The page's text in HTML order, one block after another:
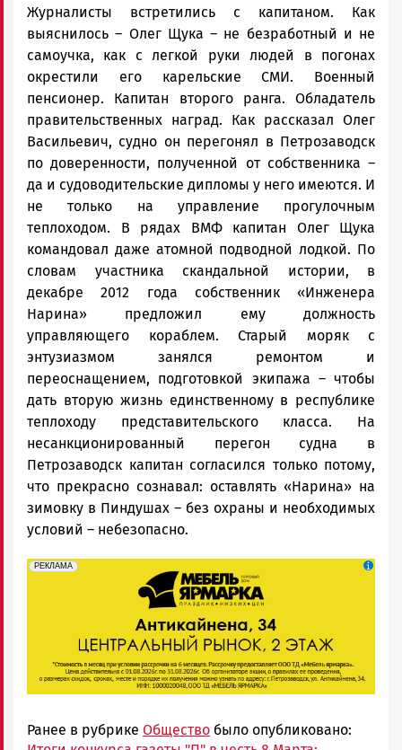
Журналисты встретились с капитаном. Как
выяснилось – Олег Щука – не безработный и не
самоучка, как с легкой руки людей в погонах
окрестили его карельские СМИ. Военный
пенсионер. Капитан второго ранга. Обладатель
правительственных наград. Как рассказал Олег
Васильевич, судно он перегонял в Петрозаводск
по доверенности, полученной от собственника –
да и судоводительские дипломы у него имеются. И
не только на управление прогулочным
теплоходом. В рядах ВМФ капитан Олег Щука
командовал даже атомной подводной лодкой. По
словам участника скандальной истории, в
декабре 2012 года собственник «Инженера
Нарина» предложил ему должность
управляющего кораблем. Старый моряк с
энтузиазмом занялся ремонтом и
переоснащением, подготовкой экипажа – чтобы
дать вторую жизнь единственному в республике
теплоходу представительского класса. На
несанкционированный перегон судна в
Петрозаводск капитан согласился только потому,
что прекрасно сознавал: оставлять «Нарина» на
зимовку в Пиндушах – без охраны и необходимых
условий – небезопасно.
erid: 2SDnjeFymr3
РЕКЛАМА
Реклама
Ранее в рубрике Общество было опубликовано: